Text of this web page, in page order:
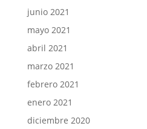
junio 2021
mayo 2021
abril 2021
marzo 2021
febrero 2021
enero 2021
diciembre 2020